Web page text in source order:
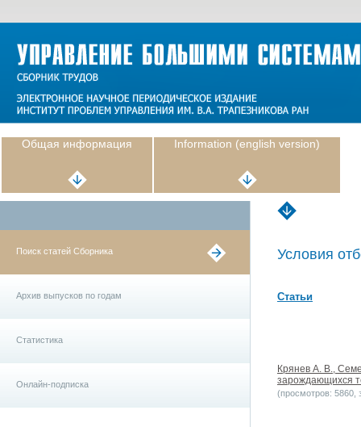
Общая информация Information (english version)
Поиск статей Сборника
Архив выпусков по годам
Статистика
Онлайн-подписка
Условия
Статьи
Крянев А. В.,
зарождающихся
(просмотров: 5860,